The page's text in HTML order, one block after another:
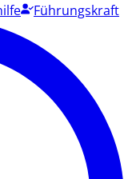
Führungskraft